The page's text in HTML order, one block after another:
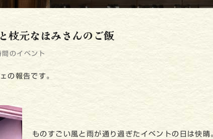
枝元なほみさんのご飯
間のイベント
の報告です。
ものすごい風と雨が通り過ぎたイベントの日は快晴